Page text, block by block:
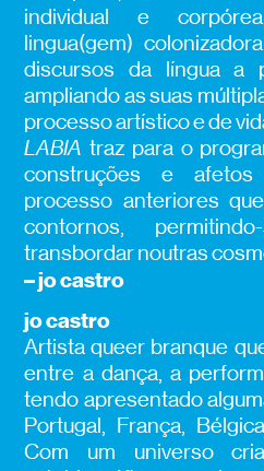
individual e
lingua(gem)
discursos da língua a
ampliando as suas
processo artístico e de
LABIA traz para o
construções e
processo anteriores
contornos,
transbordar noutras
– jo castro
jo castro
Artista queer branque
entre a dança, a
tendo apresentado
Portugal, França,
Com um universo